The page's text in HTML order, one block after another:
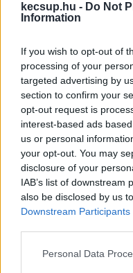
kecsup.hu - Do Not
Information
If you wish to opt-out of
processing of your
targeted advertising by
section to confirm your
opt-out request is
interest-based ads
us or personal
your opt-out. You may
disclosure of your
IAB’s list of downstream
also be disclosed by us
Downstream Participants
Please note that this
Personal Data
Orbán azt mondta,
éve”
találkozott
találkozhattam
városban. Nem
hozzá.
Matolcsy
megelőző